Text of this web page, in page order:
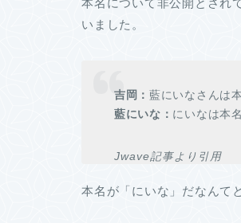
いました。
吉岡： 藍にいなさんは
藍にいな： にいなは本
Jwave記事より引用
本名が「にいな」だなんて